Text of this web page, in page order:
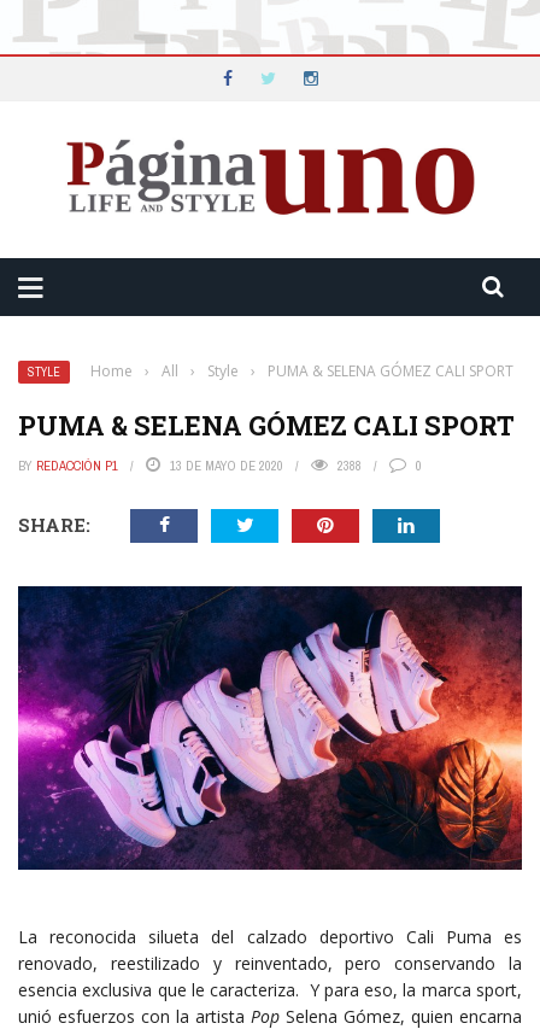
STYLE Home › All › Style › PUMA & SELENA GÓMEZ CALI SPORT
PUMA & SELENA GÓMEZ CALI SPORT
BY REDACCIÓN P1 13 DE MAYO DE 2020 2388 0
SHARE:
La reconocida silueta del calzado deportivo Cali Puma es
renovado, reestilizado y reinventado, pero conservando la
esencia exclusiva que le caracteriza. Y para eso, la marca sport,
unió esfuerzos con la artista Pop Selena Gómez, quien encarna